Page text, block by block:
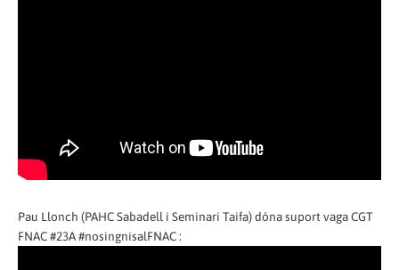
Pau Llonch (PAHC Sabadell i Seminari Taifa) dóna suport vaga CGT
FNAC #23A #nosingnisalFNAC :